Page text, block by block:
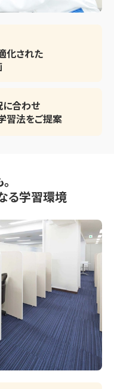
化された
に合わせ
習法をご提案
る学習環境